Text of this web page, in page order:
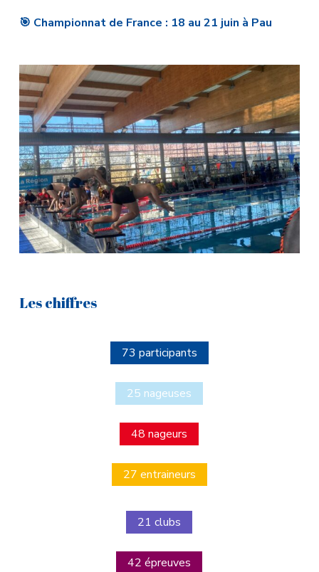
🎯 Championnat de France : 18 au 21 juin à Pau
Les chiffres
73 participants
25 nageuses
48 nageurs
27 entraineurs
21 clubs
42 épreuves